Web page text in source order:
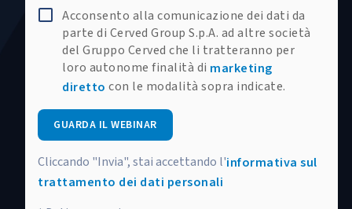
Acconsento alla comunicazione dei dati da
parte di Cerved Group S.p.A. ad altre società
del Gruppo Cerved che li tratteranno per
loro autonome finalità di marketing
diretto con le modalità sopra indicate.
GUARDA IL WEBINAR
Cliccando "Invia", stai accettando l'informativa sul
trattamento dei dati personali